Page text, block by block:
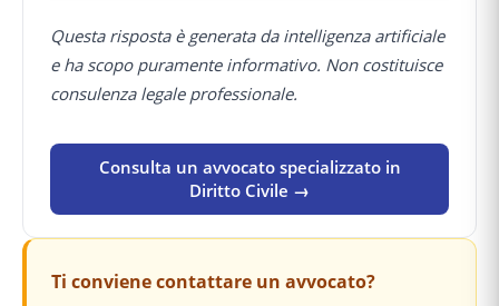
Questa risposta è generata da intelligenza artificiale
e ha scopo puramente informativo. Non costituisce
consulenza legale professionale.
Consulta un avvocato specializzato in
Diritto Civile →
Ti conviene contattare un avvocato?